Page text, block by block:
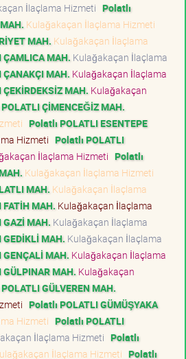
İlaçlama Hizmeti Polatlı
Kulağakaçan İlaçlama Hizmeti
MAH. Kulağakaçan İlaçlama
MAH. Kulağakaçan İlaçlama
MAH. Kulağakaçan İlaçlama
MAH. Kulağakaçan
ÇİMENCEĞİZ MAH.
Polatlı POLATLI ESENTEPE
Hizmeti Polatlı POLATLI
İlaçlama Hizmeti Polatlı
Kulağakaçan İlaçlama Hizmeti
MAH. Kulağakaçan İlaçlama
MAH. Kulağakaçan İlaçlama
MAH. Kulağakaçan İlaçlama
MAH. Kulağakaçan İlaçlama
MAH. Kulağakaçan İlaçlama
MAH. Kulağakaçan
GÜLVEREN MAH.
Polatlı POLATLI GÜMÜŞYAKA
Hizmeti Polatlı POLATLI
İlaçlama Hizmeti Polatlı
İlaçlama Hizmeti Polatlı